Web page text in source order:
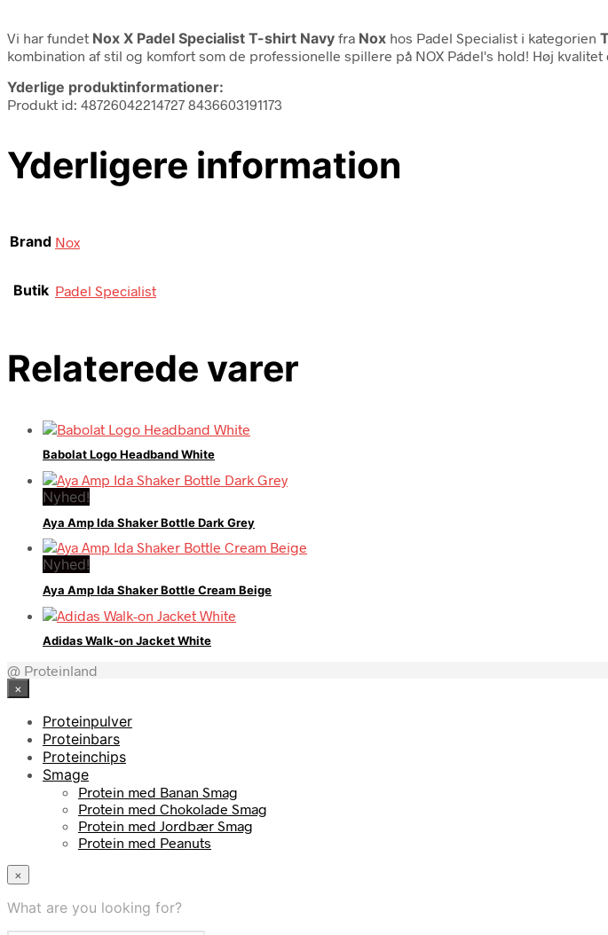
Vi har fundet Nox X Padel Specialist T-shirt Navy fra Nox hos Padel Specialist i kategorien
kombination af stil og komfort som de professionelle spillere på NOX Pádel's hold! Høj
Yderlige produktinformationer:
Produkt id: 48726042214727 8436603191173
Yderligere information
Brand Nox
Butik Padel Specialist
Relaterede varer
Babolat Logo Headband White
Nyhed!
Aya Amp Ida Shaker Bottle Dark Grey
Nyhed!
Aya Amp Ida Shaker Bottle Cream Beige
Adidas Walk-on Jacket White
@ Proteinland
×
Proteinpulver
Proteinbars
Proteinchips
Smage
Protein med Banan Smag
Protein med Chokolade Smag
Protein med Jordbær Smag
Protein med Peanuts
×
What are you looking for?